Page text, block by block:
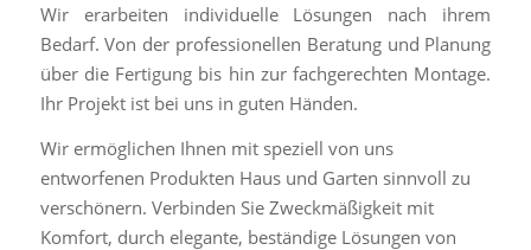
Wir erarbeiten individuelle Lösungen nach ihrem
Bedarf. Von der professionellen Beratung und Planung
über die Fertigung bis hin zur fachgerechten Montage.
Ihr Projekt ist bei uns in guten Händen.
Wir ermöglichen Ihnen mit speziell von uns
entworfenen Produkten Haus und Garten sinnvoll zu
verschönern. Verbinden Sie Zweckmäßigkeit mit
Komfort, durch elegante, beständige Lösungen von